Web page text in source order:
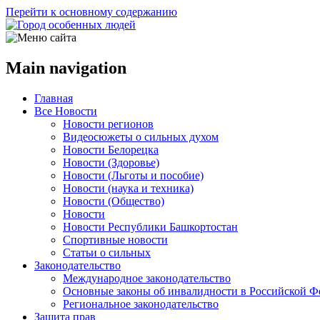
Перейти к основному содержанию
Main navigation
Главная
Все Новости
Новости регионов
Видеосюжеты о сильных духом
Новости Белорецка
Новости (Здоровье)
Новости (Льготы и пособие)
Новости (наука и техника)
Новости (Общество)
Новости
Новости Республики Башкортостан
Спортивные новости
Статьи о сильных
Законодательство
Международное законодательство
Основные законы об инвалидности в Российской
Региональное законодательство
Защита прав